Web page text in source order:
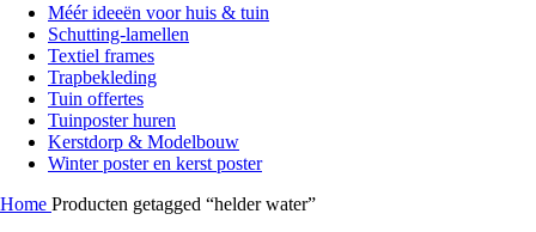
Méér ideeën voor huis & tuin
Schutting-lamellen
Textiel frames
Trapbekleding
Tuin offertes
Tuinposter huren
Kerstdorp & Modelbouw
Winter poster en kerst poster
Home Producten getagged “helder water”